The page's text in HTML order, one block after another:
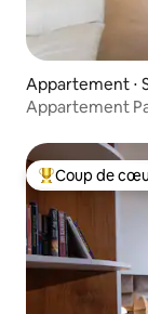
Appartement ⋅
Appartement
Coups de cœur
Coup de